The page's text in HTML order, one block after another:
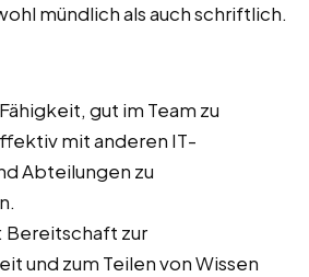
mündlich als auch schriftlich.
gut im Team zu
mit anderen IT-
Abteilungen zu
: Bereitschaft zur
und zum Teilen von Wissen